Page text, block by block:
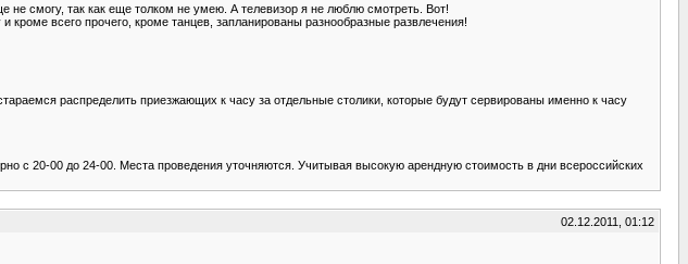
не смогу, так как еще толком не умею. А телевизор я не люблю смотреть. Вот!
всего прочего, кроме танцев, запланированы разнообразные развлечения!
распределить приезжающих к часу за отдельные столики, которые будут сервированы именно к часу
с 20-00 до 24-00. Места проведения уточняются. Учитывая высокую арендную стоимость в дни всероссийских
02.12.2011, 01:12